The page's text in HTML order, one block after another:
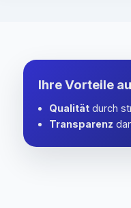
Ihre Vorteile
Qualität durch
Transparenz